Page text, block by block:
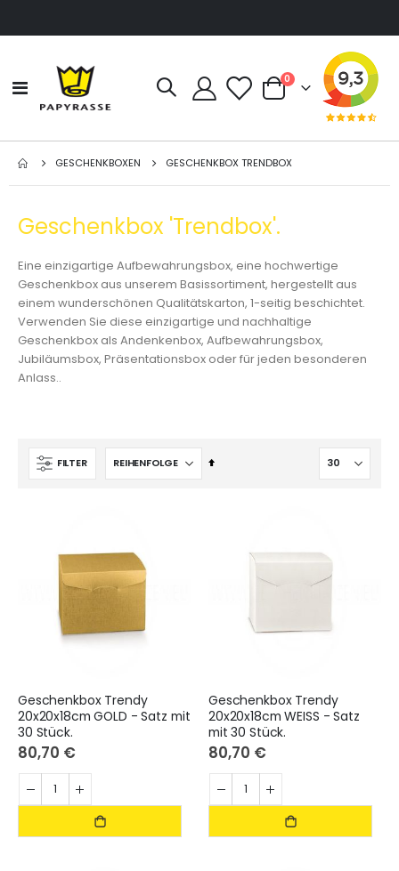
Navigation
umschalten
Cart
0Artikel
GESCHENKBOXEN GESCHENKBOX TRENDBOX
Geschenkbox 'Trendbox'.
Eine einzigartige Aufbewahrungsbox, eine hochwertige
Geschenkbox aus unserem Basissortiment, hergestellt aus
einem wunderschönen Qualitätskarton, 1-seitig beschichtet.
Verwenden Sie diese einzigartige und nachhaltige
Geschenkbox als Andenkenbox, Aufbewahrungsbox,
Jubiläumsbox, Präsentationsbox oder für jeden besonderen
Anlass..
FILTER
Absteigend
Geschenkbox Trendy
20x20x18cm GOLD - Satz mit
30 Stück.
80,70 €
Geschenkbox Trendy
20x20x18cm WEISS - Satz
mit 30 Stück.
80,70 €